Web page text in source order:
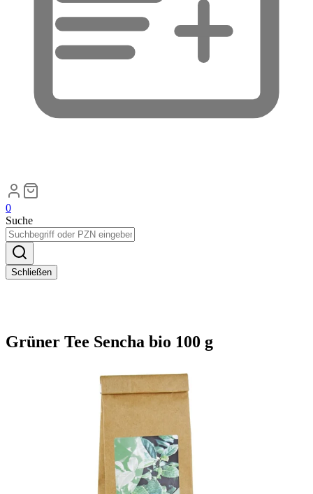
0
Suche
Schließen
Grüner Tee Sencha bio 100 g